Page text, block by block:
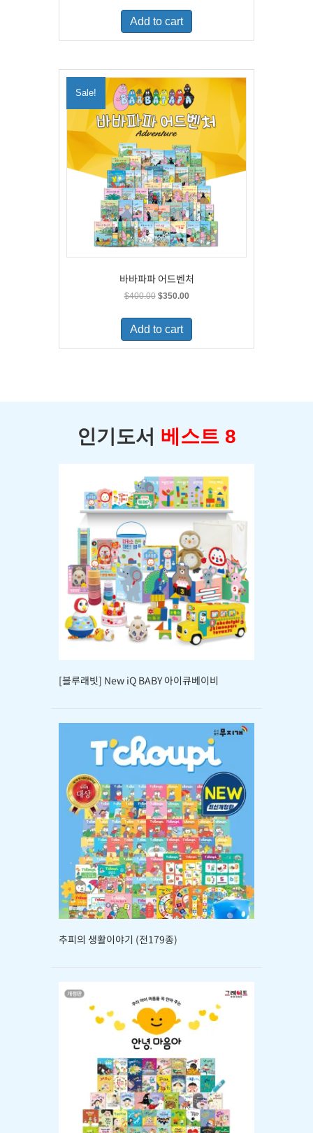
was:
$500.00.
is:
Add to cart
Sale!
바바파파 어드벤처
$400.00 Original
was:
$400.00.
$350.00Current
is:
Add to cart
인기도서 베스트 8
[블루래빗] New iQ BABY 아이큐베이비
추피의 생활이야기 (전179종)